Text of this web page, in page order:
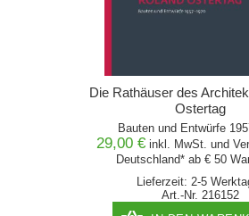
Die Rathäuser des
Ostertag
Bauten und Entwürfe
29,00 € inkl. MwSt. und
Deutschland* ab € 50
Lieferzeit: 2-5
Art.-Nr. 216152